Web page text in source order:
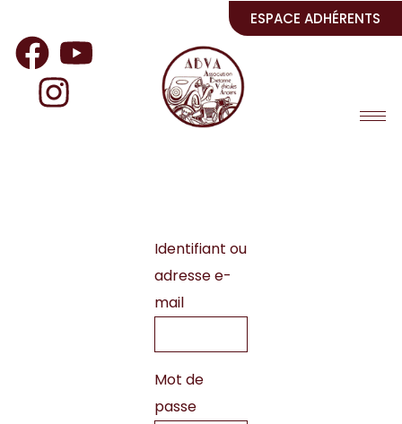
ESPACE ADHÉRENTS
Identifiant ou
adresse e-
mail
Mot de
passe